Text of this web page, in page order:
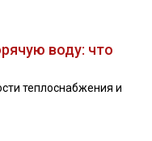
воду: что
теплоснабжения и